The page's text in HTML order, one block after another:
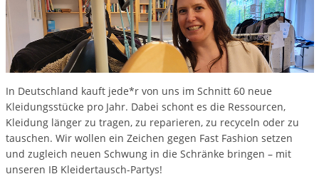
In Deutschland kauft jede*r von uns im Schnitt 60 neue
Kleidungsstücke pro Jahr. Dabei schont es die Ressourcen,
Kleidung länger zu tragen, zu reparieren, zu recyceln oder zu
tauschen. Wir wollen ein Zeichen gegen Fast Fashion setzen
und zugleich neuen Schwung in die Schränke bringen – mit
unseren IB Kleidertausch-Partys!